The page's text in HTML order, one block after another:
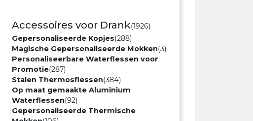
Accessoires voor Drank(1926)
Gepersonaliseerde Kopjes(288)
Magische Gepersonaliseerde Mokken(3)
Personaliseerbare Waterflessen voor
Promotie(287)
Stalen Thermosflessen(384)
Op maat gemaakte Aluminium
Waterflessen(92)
Gepersonaliseerde Thermische